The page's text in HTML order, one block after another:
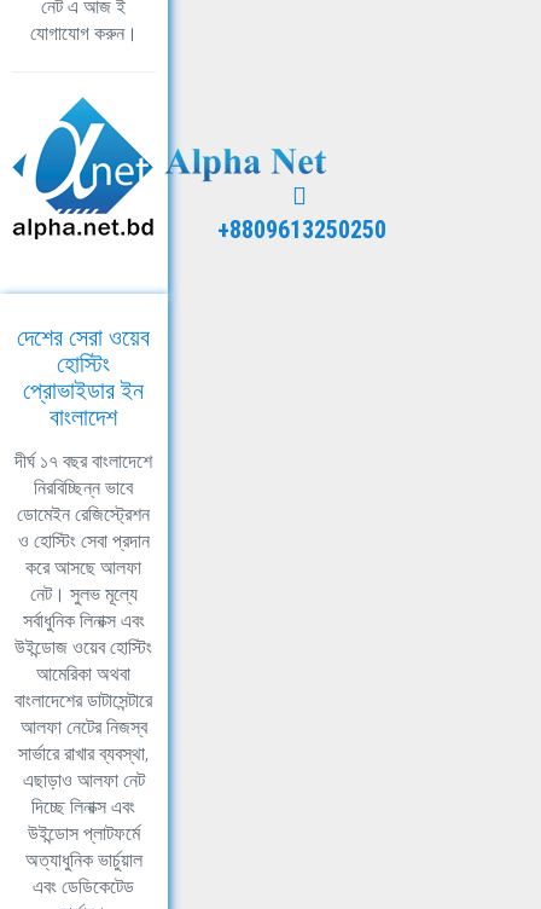
নেট এ আজ ই
যোগাযোগ করুন।
+8809613250250
দেশের সেরা ওয়েব
হোস্টিং
প্রোভাইডার ইন
বাংলাদেশ
দীর্ঘ ১৭ বছর বাংলাদেশে
নিরবিচ্ছিন্ন ভাবে
ডোমেইন রেজিস্ট্রেশন
ও হোস্টিং সেবা প্রদান
করে আসছে আলফা
নেট। সুলভ মূল্যে
সর্বাধুনিক লিনাক্স এবং
উইন্ডোজ ওয়েব হোস্টিং
আমেরিকা অথবা
বাংলাদেশের ডাটাসেন্টারে
আলফা নেটের নিজস্ব
সার্ভারে রাখার ব্যবস্থা,
এছাড়াও আলফা নেট
দিচ্ছে লিনাক্স এবং
উইন্ডোস প্লাটফর্মে
অত্যাধুনিক ভার্চুয়াল
এবং ডেডিকেটেড